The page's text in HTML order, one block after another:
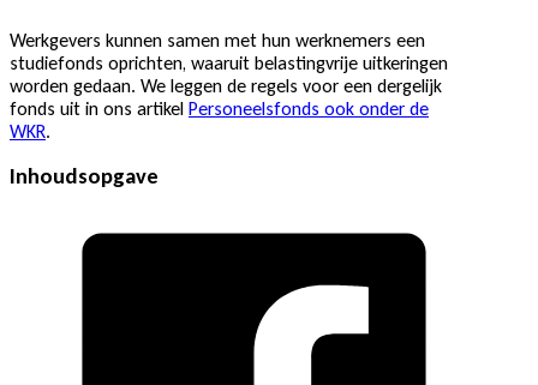
Werkgevers kunnen samen met hun werknemers een
studiefonds oprichten, waaruit belastingvrije uitkeringen
worden gedaan. We leggen de regels voor een dergelijk
fonds uit in ons artikel Personeelsfonds ook onder de
WKR.
Inhoudsopgave